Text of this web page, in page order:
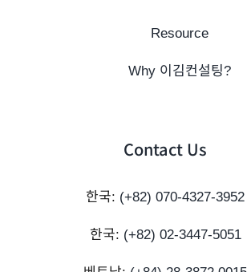
Resource
Why 이김컨설팅?
Contact Us
한국: (+82) 070-4327-3952
한국: (+82) 02-3447-5051